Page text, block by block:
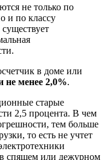
не только по
и по классу
в доме или
не менее 2,0%.
старые
2,5 процента. В чем
тем больше
то есть не учтет
спящем или дежурном